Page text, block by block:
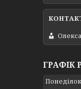
ГРАФІК
Понеділок